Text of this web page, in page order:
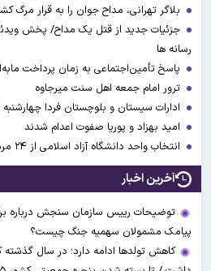
بلاگر تهرانی، مداح جوان را به قرار مرگ
جزئیات جدید از قتل یک مداح/ پخش
رسانه ها
پاسخ تأمین‌اجتماعی به زمان پرداخت
ترور امام جمعه اهل سنت میرجاوه
ادارات سیستان و بلوچستان فردا
امید بهزاد و پوریا صفوت اعدام شدند
انتخاب واحد دانشگاه آزاد اسلامی از ۲۴ مرداد آغاز می شود
آخرین اخبار
پیامک مشمولان سهمیه جنگ چیست؟